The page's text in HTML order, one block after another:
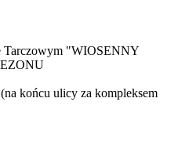
Tarczowym "WIOSENNY
końcu ulicy za kompleksem